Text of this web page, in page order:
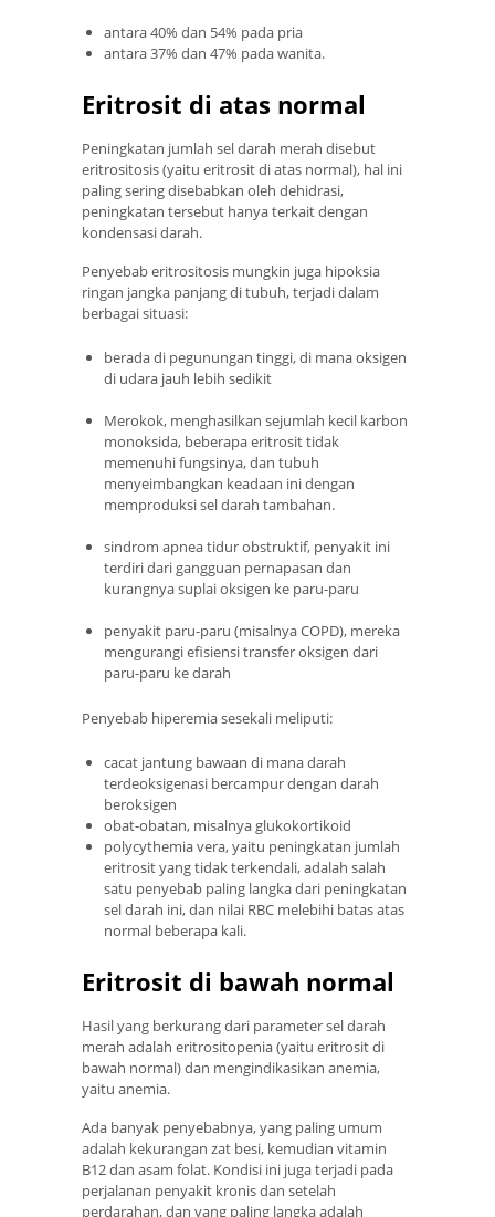
antara 40% dan 54% pada pria
antara 37% dan 47% pada wanita.
Eritrosit di atas normal
Peningkatan jumlah sel darah merah disebut
eritrositosis (yaitu eritrosit di atas normal), hal ini
paling sering disebabkan oleh dehidrasi,
peningkatan tersebut hanya terkait dengan
kondensasi darah.
Penyebab eritrositosis mungkin juga hipoksia
ringan jangka panjang di tubuh, terjadi dalam
berbagai situasi:
berada di pegunungan tinggi, di mana oksigen
di udara jauh lebih sedikit
Merokok, menghasilkan sejumlah kecil karbon
monoksida, beberapa eritrosit tidak
memenuhi fungsinya, dan tubuh
menyeimbangkan keadaan ini dengan
memproduksi sel darah tambahan.
sindrom apnea tidur obstruktif, penyakit ini
terdiri dari gangguan pernapasan dan
kurangnya suplai oksigen ke paru-paru
penyakit paru-paru (misalnya COPD), mereka
mengurangi efisiensi transfer oksigen dari
paru-paru ke darah
Penyebab hiperemia sesekali meliputi:
cacat jantung bawaan di mana darah
terdeoksigenasi bercampur dengan darah
beroksigen
obat-obatan, misalnya glukokortikoid
polycythemia vera, yaitu peningkatan jumlah
eritrosit yang tidak terkendali, adalah salah
satu penyebab paling langka dari peningkatan
sel darah ini, dan nilai RBC melebihi batas atas
normal beberapa kali.
Eritrosit di bawah normal
Hasil yang berkurang dari parameter sel darah
merah adalah eritrositopenia (yaitu eritrosit di
bawah normal) dan mengindikasikan anemia,
yaitu anemia.
Ada banyak penyebabnya, yang paling umum
adalah kekurangan zat besi, kemudian vitamin
B12 dan asam folat. Kondisi ini juga terjadi pada
perjalanan penyakit kronis dan setelah
perdarahan, dan yang paling langka adalah